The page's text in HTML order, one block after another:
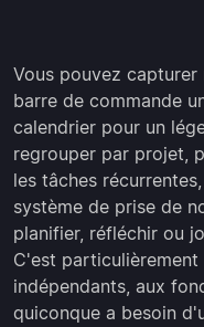
Vous pouvez
barre de commande
calendrier pour un
regrouper par projet,
les tâches
système de prise de
planifier, réfléchir ou
C'est
indépendants, aux
quiconque a besoin